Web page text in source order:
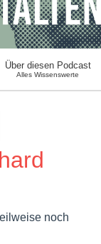
Über diesen Podcast
Alles Wissenswerte
noch